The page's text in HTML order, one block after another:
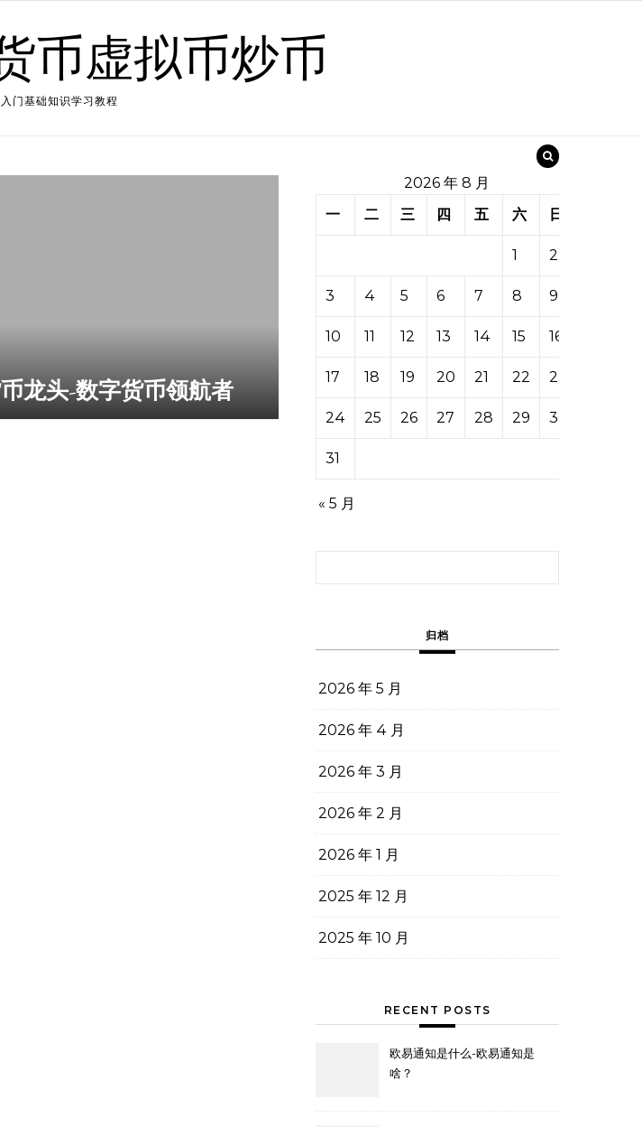
币虚拟币炒币
门基础知识学习教程
龙头-数字货币领航者
2026 年 8 月
一
二 三 四 五 六 日
1 2
3 4 5 6 7 8 9
10 11 12 13 14 15 16
17 18 19 20 21 22 23
24 25 26 27 28 29 30
31
« 5 月
归档
2026 年 5 月
2026 年 4 月
2026 年 3 月
2026 年 2 月
2026 年 1 月
2025 年 12 月
2025 年 10 月
RECENT POSTS
欧易通知是什么-欧易通知是
啥？